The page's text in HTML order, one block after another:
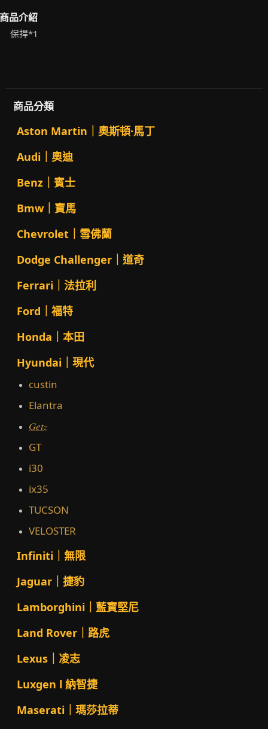
品介紹
保捍*1
商品分類
Aston Martin｜奧斯頓·馬丁
Audi｜奧迪
Benz｜賓士
Bmw｜寶馬
Chevrolet｜雪佛蘭
Dodge Challenger｜道奇
Ferrari｜法拉利
Ford｜福特
Honda｜本田
Hyundai｜現代
custin
Elantra
Getz
GT
i30
ix35
TUCSON
VELOSTER
Infiniti｜無限
Jaguar｜捷豹
Lamborghini｜藍寶堅尼
Land Rover｜路虎
Lexus｜凌志
Luxgen l 納智捷
Maserati｜瑪莎拉蒂